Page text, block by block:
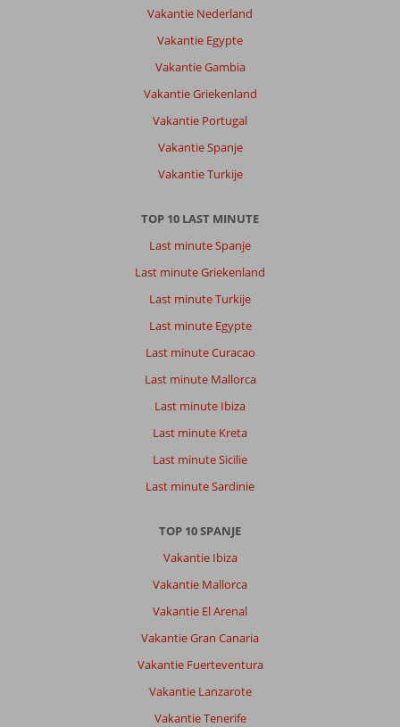
Vakantie Nederland
Vakantie Egypte
Vakantie Gambia
Vakantie Griekenland
Vakantie Portugal
Vakantie Spanje
Vakantie Turkije
TOP 10 LAST MINUTE
Last minute Spanje
Last minute Griekenland
Last minute Turkije
Last minute Egypte
Last minute Curacao
Last minute Mallorca
Last minute Ibiza
Last minute Kreta
Last minute Sicilie
Last minute Sardinie
TOP 10 SPANJE
Vakantie Ibiza
Vakantie Mallorca
Vakantie El Arenal
Vakantie Gran Canaria
Vakantie Fuerteventura
Vakantie Lanzarote
Vakantie Tenerife